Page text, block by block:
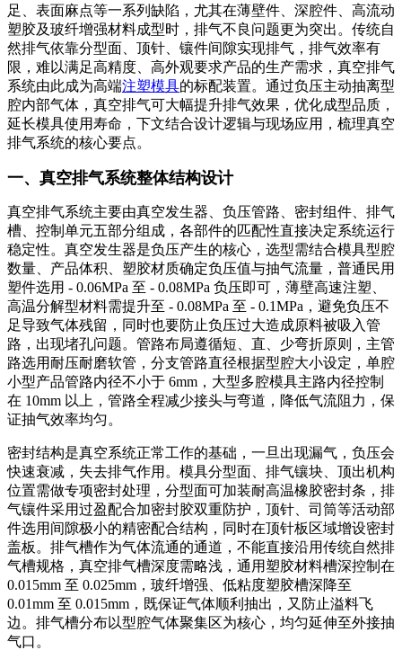
足、表面麻点等一系列缺陷，尤其在薄壁件、深腔件、高流动
塑胶及玻纤增强材料成型时，排气不良问题更为突出。传统自
然排气依靠分型面、顶针、镶件间隙实现排气，排气效率有
限，难以满足高精度、高外观要求产品的生产需求，真空排气
系统由此成为高端注塑模具的标配装置。通过负压主动抽离型
腔内部气体，真空排气可大幅提升排气效果，优化成型品质，
延长模具使用寿命，下文结合设计逻辑与现场应用，梳理真空
排气系统的核心要点。
一、真空排气系统整体结构设计
真空排气系统主要由真空发生器、负压管路、密封组件、排气
槽、控制单元五部分组成，各部件的匹配性直接决定系统运行
稳定性。真空发生器是负压产生的核心，选型需结合模具型腔
数量、产品体积、塑胶材质确定负压值与抽气流量，普通民用
塑件选用 - 0.06MPa 至 - 0.08MPa 负压即可，薄壁高速注塑、
高温分解型材料需提升至 - 0.08MPa 至 - 0.1MPa，避免负压不
足导致气体残留，同时也要防止负压过大造成原料被吸入管
路，出现堵孔问题。管路布局遵循短、直、少弯折原则，主管
路选用耐压耐磨软管，分支管路直径根据型腔大小设定，单腔
小型产品管路内径不小于 6mm，大型多腔模具主路内径控制
在 10mm 以上，管路全程减少接头与弯道，降低气流阻力，保
证抽气效率均匀。
密封结构是真空系统正常工作的基础，一旦出现漏气，负压会
快速衰减，失去排气作用。模具分型面、排气镶块、顶出机构
位置需做专项密封处理，分型面可加装耐高温橡胶密封条，排
气镶件采用过盈配合加密封胶双重防护，顶针、司筒等活动部
件选用间隙极小的精密配合结构，同时在顶针板区域增设密封
盖板。排气槽作为气体流通的通道，不能直接沿用传统自然排
气槽规格，真空排气槽深度需略浅，通用塑胶材料槽深控制在
0.015mm 至 0.025mm，玻纤增强、低粘度塑胶槽深降至
0.01mm 至 0.015mm，既保证气体顺利抽出，又防止溢料飞
边。排气槽分布以型腔气体聚集区为核心，均匀延伸至外接抽
气口。